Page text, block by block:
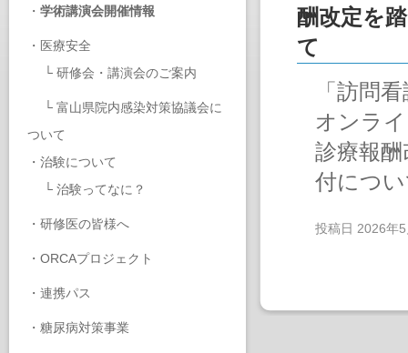
・ 学術講演会開催情報
・ 医療安全
└ 研修会・講演会のご案内
└ 富山県院内感染対策協議会に
ついて
・ 治験について
└ 治験ってなに？
・ 研修医の皆様へ
・ ORCAプロジェクト
・ 連携パス
・ 糖尿病対策事業
酬改定を
て
「訪問
オンラ
診療報
付につ
投稿日 2026年